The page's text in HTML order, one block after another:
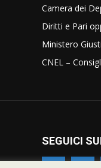
Camera dei
Diritti e Pari
Ministero
CNEL –
SEGUICI